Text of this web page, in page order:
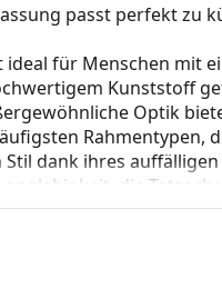
passt perfekt zu
ideal für Menschen mit
Kunststoff
Optik
Rahmentypen,
Stil dank ihres
die
Dieser
Leistung.